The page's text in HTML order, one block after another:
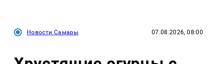
Новости Самары 07.08.2026, 08:00